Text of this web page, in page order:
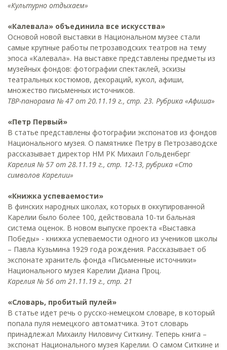
«Культурно отдыхаем»
«Калевала» объединила все искусства»
Основой новой выставки в Национальном музее стали
самые крупные работы петрозаводских театров на тему
эпоса «Калевала». На выставке представлены предметы из
музейных фондов: фотографии спектаклей, эскизы
театральных костюмов, декораций, кукол, афиши,
множество письменных источников.
ТВР-панорама № 47 от 20.11.19 г., стр. 23. Рубрика «Афиша»
«Петр Первый»
В статье представлены фотографии экспонатов из фондов
Национального музея. О памятнике Петру в Петрозаводске
рассказывает директор НМ РК Михаил Гольденберг
Карелия № 57 от 28.11.19 г., стр. 12-13, рубрика «Сто
символов Карелии»
«Книжка успеваемости»
В финских народных школах, которых в оккупированной
Карелии было более 100, действовала 10-ти бальная
система оценок. В новом выпуске проекта «Выставка
Победы» - книжка успеваемости одного из учеников школы
– Павла Кузьмина 1929 года рождения. Рассказывает об
экспонате хранитель фонда «Письменные источники»
Национального музея Карелии Диана Проц.
Карелия № 56 от 21.11.19 г., стр. 21
«Словарь, пробитый пулей»
В статье идет речь о русско-немецком словаре, в который
попала пуля немецкого автоматчика. Этот словарь
принадлежал Михаилу Ниловичу Ситкину. Теперь книга –
экспонат Национального музея Карелии. О самом Ситкине и